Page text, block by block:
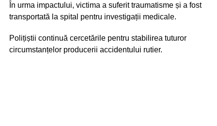
În urma impactului, victima a suferit traumatisme și a fost
transportată la spital pentru investigații medicale.
Polițiștii continuă cercetările pentru stabilirea tuturor
circumstanțelor producerii accidentului rutier.